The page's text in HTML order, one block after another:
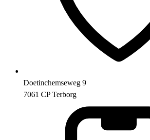
Doetinchemseweg 9
7061 CP Terborg